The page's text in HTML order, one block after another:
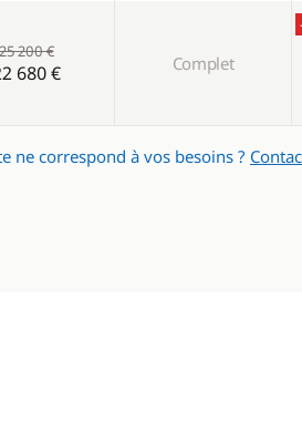
200 €
680 € Complet
ne correspond à vos besoins ?